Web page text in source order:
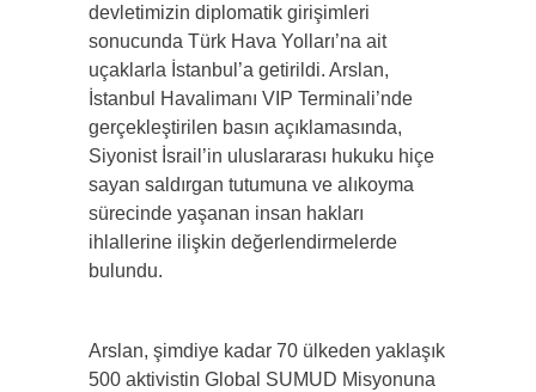
devletimizin diplomatik girişimleri
sonucunda Türk Hava Yolları’na ait
uçaklarla İstanbul’a getirildi. Arslan,
İstanbul Havalimanı VIP Terminali’nde
gerçekleştirilen basın açıklamasında,
Siyonist İsrail’in uluslararası hukuku hiçe
sayan saldırgan tutumuna ve alıkoyma
sürecinde yaşanan insan hakları
ihlallerine ilişkin değerlendirmelerde
bulundu.
Arslan, şimdiye kadar 70 ülkeden yaklaşık
500 aktivistin Global SUMUD Misyonuna